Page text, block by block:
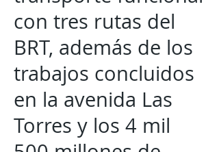
con tres rutas del
BRT, además de los
trabajos concluidos
en la avenida Las
Torres y los 4 mil